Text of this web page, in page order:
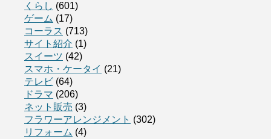
くらし (601)
ゲーム (17)
コーラス (713)
サイト紹介 (1)
スイーツ (42)
スマホ・ケータイ (21)
テレビ (64)
ドラマ (206)
ネット販売 (3)
フラワーアレンジメント (302)
リフォーム (4)